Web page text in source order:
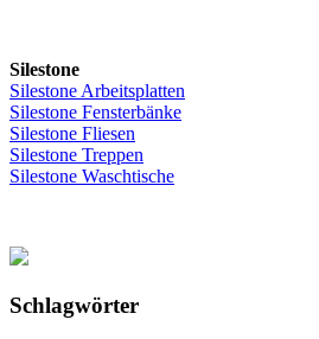
Silestone
Silestone Arbeitsplatten
Silestone Fensterbänke
Silestone Fliesen
Silestone Treppen
Silestone Waschtische
Schlagwörter